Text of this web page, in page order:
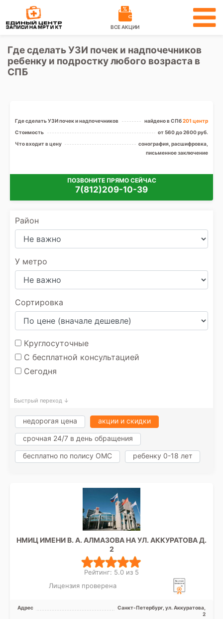
ВСЕ АКЦИИ
Где сделать УЗИ почек и надпочечников
ребенку и подростку любого возраста в
СПБ
Где сделать УЗИ почек и надпочечников найдено в СПб201 центр
Стоимость
от 560 до 2600 руб.
Что входит в цену
сонография, расшифровка,
письменное заключение
ПОЗВОНИТЕ ПРЯМО СЕЙЧАС
7(812)209-10-39
Район
У метро
Сортировка
Круглосуточные
С бесплатной консультацией
Сегодня
Быстрый переход ↓
недорогая цена акции и скидки
срочная 24/7 в день обращения
бесплатно по полису ОМС ребенку 0-18 лет
НМИЦ ИМЕНИ В. А. АЛМАЗОВА НА УЛ. АККУРАТОВА Д.
2
Рейтинг: 5.0 из 5
Лицензия проверена
Адрес
Санкт-Петербург, ул. Аккуратова,
2